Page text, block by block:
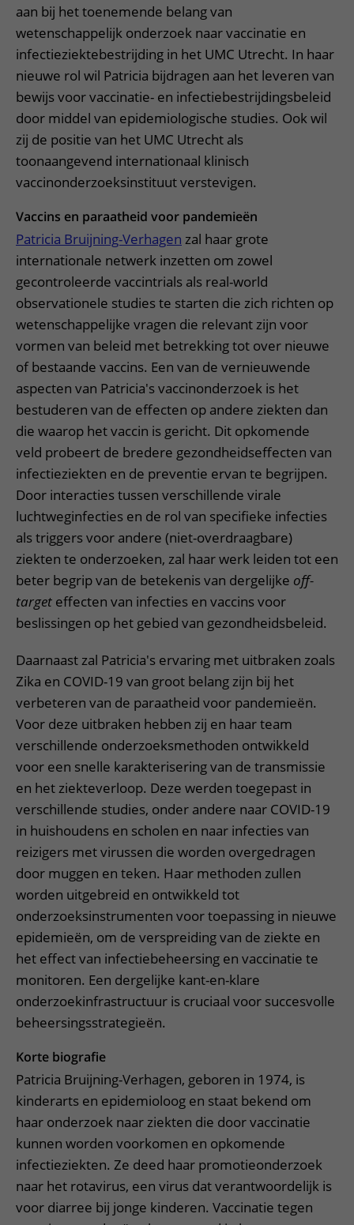
aan bij het toenemende belang van
wetenschappelijk onderzoek naar vaccinatie en
infectieziektebestrijding in het UMC Utrecht. In haar
nieuwe rol wil Patricia bijdragen aan het leveren van
bewijs voor vaccinatie- en infectiebestrijdingsbeleid
door middel van epidemiologische studies. Ook wil
zij de positie van het UMC Utrecht als
toonaangevend internationaal klinisch
vaccinonderzoeksinstituut verstevigen.
Vaccins en paraatheid voor pandemieën
Patricia Bruijning-Verhagen zal haar grote
internationale netwerk inzetten om zowel
gecontroleerde vaccintrials als real-world
observationele studies te starten die zich richten op
wetenschappelijke vragen die relevant zijn voor
vormen van beleid met betrekking tot over nieuwe
of bestaande vaccins. Een van de vernieuwende
aspecten van Patricia's vaccinonderzoek is het
bestuderen van de effecten op andere ziekten dan
die waarop het vaccin is gericht. Dit opkomende
veld probeert de bredere gezondheidseffecten van
infectieziekten en de preventie ervan te begrijpen.
Door interacties tussen verschillende virale
luchtweginfecties en de rol van specifieke infecties
als triggers voor andere (niet-overdraagbare)
ziekten te onderzoeken, zal haar werk leiden tot een
beter begrip van de betekenis van dergelijke off-
target effecten van infecties en vaccins voor
beslissingen op het gebied van gezondheidsbeleid.
Daarnaast zal Patricia's ervaring met uitbraken zoals
Zika en COVID-19 van groot belang zijn bij het
verbeteren van de paraatheid voor pandemieën.
Voor deze uitbraken hebben zij en haar team
verschillende onderzoeksmethoden ontwikkeld
voor een snelle karakterisering van de transmissie
en het ziekteverloop. Deze werden toegepast in
verschillende studies, onder andere naar COVID-19
in huishoudens en scholen en naar infecties van
reizigers met virussen die worden overgedragen
door muggen en teken. Haar methoden zullen
worden uitgebreid en ontwikkeld tot
onderzoeksinstrumenten voor toepassing in nieuwe
epidemieën, om de verspreiding van de ziekte en
het effect van infectiebeheersing en vaccinatie te
monitoren. Een dergelijke kant-en-klare
onderzoekinfrastructuur is cruciaal voor succesvolle
beheersingsstrategieën.
Korte biografie
Patricia Bruijning-Verhagen, geboren in 1974, is
kinderarts en epidemioloog en staat bekend om
haar onderzoek naar ziekten die door vaccinatie
kunnen worden voorkomen en opkomende
infectieziekten. Ze deed haar promotieonderzoek
naar het rotavirus, een virus dat verantwoordelijk is
voor diarree bij jonge kinderen. Vaccinatie tegen